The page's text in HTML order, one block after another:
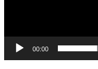
00:00